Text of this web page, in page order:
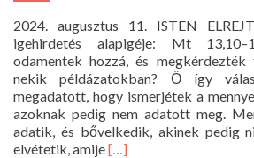
18.
10
óra
2024. augusztus 11. ISTEN
igehirdetés alapigéje: Mt
odamentek hozzá, és
nekik példázatokban? Ő így
megadatott, hogy ismerjétek a
azoknak pedig nem adatott meg.
adatik, és bővelkedik, akinek pedig
elvétetik, amijeRead
[…]